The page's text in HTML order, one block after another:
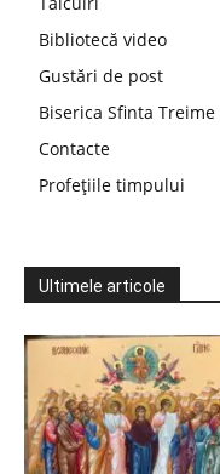
Bibliotecă video
Gustări de post
Biserica Sfinta Treime
Contacte
Profețiile timpului
Ultimele articole